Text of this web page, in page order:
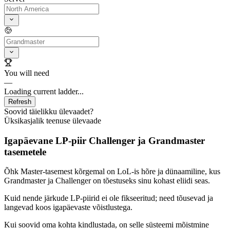
You will need
—
Loading current ladder...
Refresh
Soovid täielikku ülevaadet?
Üksikasjalik teenuse ülevaade
Igapäevane LP-piir Challenger ja Grandmaster
tasemetele
Õhk Master-tasemest kõrgemal on LoL-is hõre ja dünaamiline, kus
Grandmaster ja Challenger on tõestuseks sinu kohast eliidi seas.
Kuid nende järkude LP-piirid ei ole fikseeritud; need tõusevad ja
langevad koos igapäevaste võistlustega.
Kui soovid oma kohta kindlustada, on selle süsteemi mõistmine